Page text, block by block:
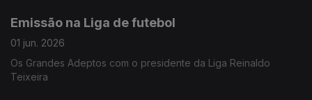
Emissão na Liga de futebol
01 jun. 2026
Os Grandes Adeptos com o presidente da Liga Reinaldo
Teixeira